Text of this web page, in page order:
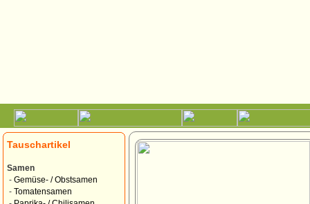
Tauschartikel
Samen
- Gemüse- / Obstsamen
- Tomatensamen